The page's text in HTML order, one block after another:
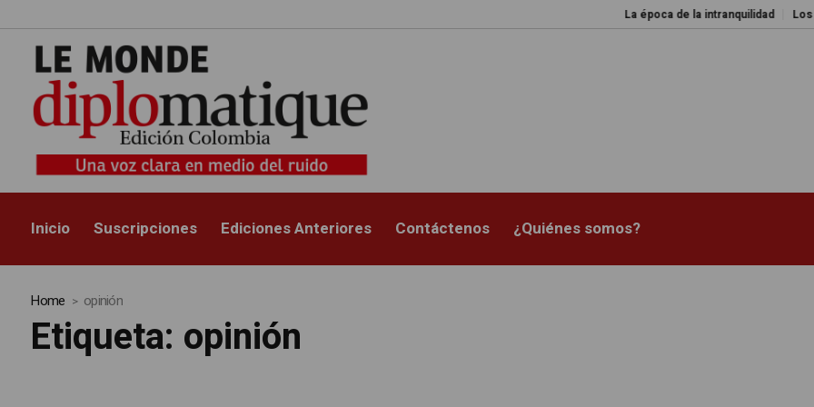
La época de la intranquilidad Los amos
Inicio Suscripciones Ediciones Anteriores Contáctenos ¿Quiénes somos?
Home opinión
Etiqueta: opinión